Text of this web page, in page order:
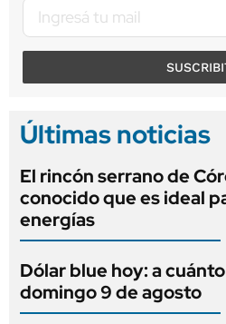
Últimas noticias
El rincón serrano de
conocido que es ideal
energías
Dólar blue hoy: a
domingo 9 de agosto